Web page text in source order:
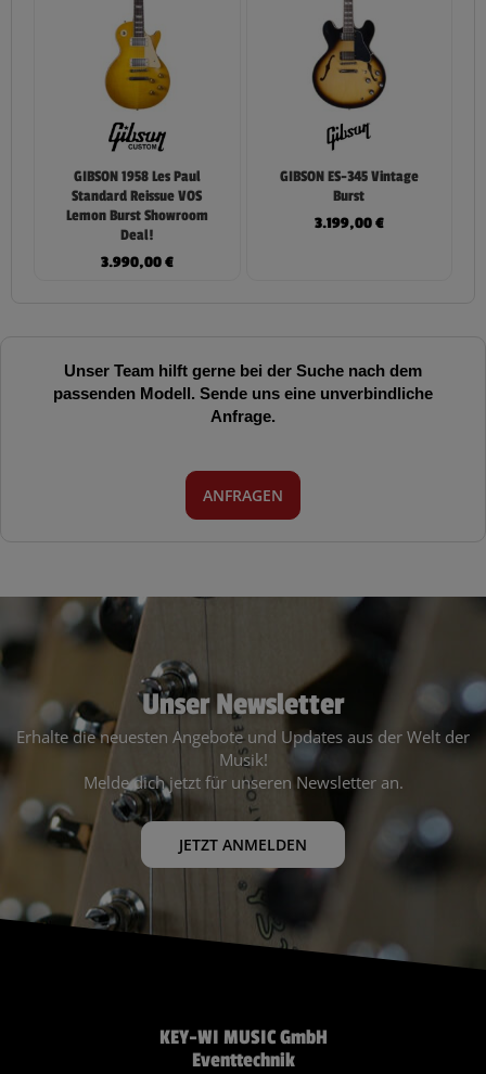
GIBSON 1958 Les Paul
Standard Reissue VOS
Lemon Burst Showroom
Deal!
3.990,00€
GIBSON ES-345 Vintage
Burst
3.199,00€
Unser Team hilft gerne bei der Suche nach dem
passenden Modell. Sende uns eine unverbindliche
Anfrage.
ANFRAGEN
Unser Newsletter
Erhalte die neuesten Angebote und Updates aus der Welt der
Musik!
Melde dich jetzt für unseren Newsletter an.
JETZT ANMELDEN
KEY-WI MUSIC GmbH
Eventtechnik